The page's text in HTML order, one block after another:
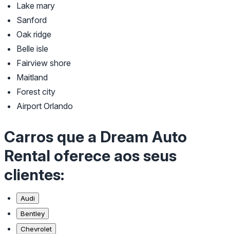
Lake mary
Sanford
Oak ridge
Belle isle
Fairview shore
Maitland
Forest city
Airport Orlando
Carros que a Dream Auto
Rental oferece aos seus
clientes:
Audi
Bentley
Chevrolet